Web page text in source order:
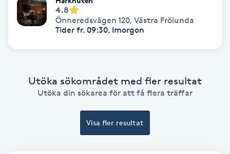
Ansiktsbehandling djuprengörande
Babylights
Balayage
4.8
Önneredsvägen 120, Västra Frölunda
Tider fr. 09:30, Imorgon
Utöka sökområdet med fler resultat
Utöka din sökarea för att få flera träffar
Visa fler resultat